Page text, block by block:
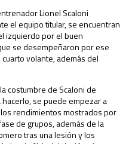
Lionel Scaloni
el equipo titular, se encuentran
izquierdo por el buen
se desempeñaron por ese
volante, además del
costumbre de Scaloni de
se puede empezar a
rendimientos mostrados por
de grupos, además de la
tras una lesión y los